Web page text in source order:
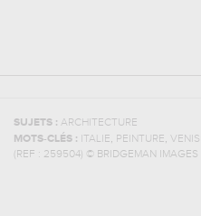
SUJETS : ARCHITECTURE
MOTS-CLÉS :
ITALIE, PEINTURE,
(REF : 259504) © BRIDGEMAN IMAGES